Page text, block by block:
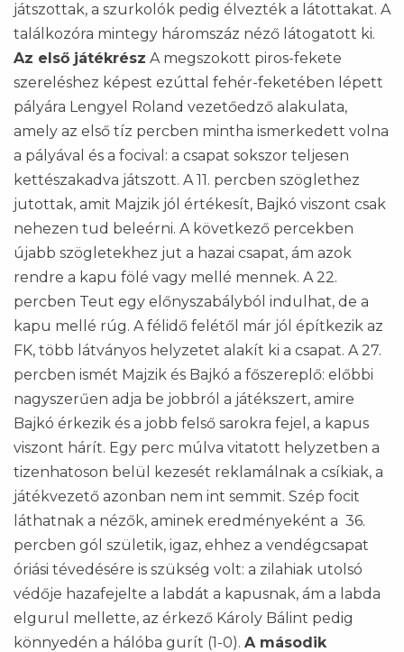
játszottak, a szurkolók pedig élvezték a látottakat. A
találkozóra mintegy háromszáz néző látogatott ki.
Az első játékrész A megszokott piros-fekete
szereléshez képest ezúttal fehér-feketében lépett
pályára Lengyel Roland vezetőedző alakulata,
amely az első tíz percben mintha ismerkedett volna
a pályával és a focival: a csapat sokszor teljesen
kettészakadva játszott. A 11. percben szöglethez
jutottak, amit Majzik jól értékesít, Bajkó viszont csak
nehezen tud beleérni. A következő percekben
újabb szögletekhez jut a hazai csapat, ám azok
rendre a kapu fölé vagy mellé mennek. A 22.
percben Teut egy előnyszabályból indulhat, de a
kapu mellé rúg. A félidő felétől már jól építkezik az
FK, több látványos helyzetet alakít ki a csapat. A 27.
percben ismét Majzik és Bajkó a főszereplő: előbbi
nagyszerűen adja be jobbról a játékszert, amire
Bajkó érkezik és a jobb felső sarokra fejel, a kapus
viszont hárít. Egy perc múlva vitatott helyzetben a
tizenhatoson belül kezesét reklamálnak a csíkiak, a
játékvezető azonban nem int semmit. Szép focit
láthatnak a nézők, aminek eredményeként a 36.
percben gól születik, igaz, ehhez a vendégcsapat
óriási tévedésére is szükség volt: a zilahiak utolsó
védője hazafejelte a labdát a kapusnak, ám a labda
elgurul mellette, az érkező Károly Bálint pedig
könnyedén a hálóba gurít (1-0). A második